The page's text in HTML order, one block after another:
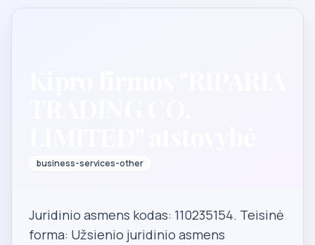
business-services-other
Juridinio asmens kodas: 110235154. Teisinė
forma: Užsienio juridinio asmens